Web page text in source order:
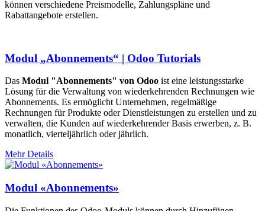
können verschiedene Preismodelle, Zahlungspläne und
Rabattangebote erstellen.
Modul „Abonnements“ | Odoo Tutorials
Das Modul "Abonnements" von Odoo ist eine leistungsstarke
Lösung für die Verwaltung von wiederkehrenden Rechnungen wie
Abonnements. Es ermöglicht Unternehmen, regelmäßige
Rechnungen für Produkte oder Dienstleistungen zu erstellen und zu
verwalten, die Kunden auf wiederkehrender Basis erwerben, z. B.
monatlich, vierteljährlich oder jährlich.
Mehr Details
Modul «Abonnements»